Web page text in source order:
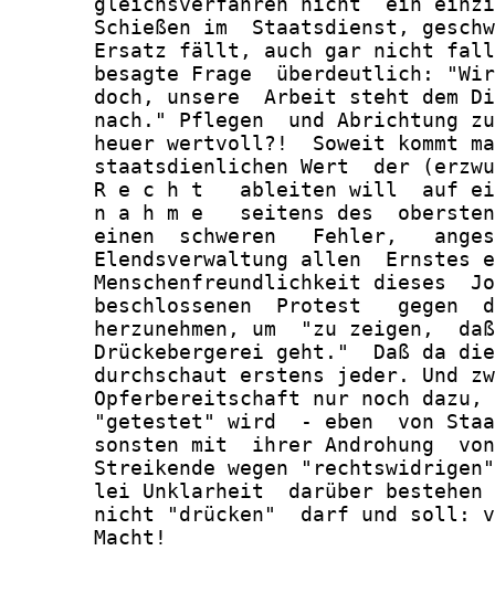
Schießen im  Staatsdienst,
Ersatz fällt, auch gar nicht
besagte Frage  überdeutlich:
doch, unsere  Arbeit steht dem
nach." Pflegen  und Abrichtung
heuer wertvoll?!  Soweit kommt
staatsdienlichen Wert  der
R e c h t   ableiten will  auf
n a h m e   seitens des
einen  schweren   Fehler,
Elendsverwaltung allen  Ernstes
Menschenfreundlichkeit dieses
beschlossenen  Protest   gegen
herzunehmen, um  "zu zeigen,
Drückebergerei geht."  Daß da
durchschaut erstens jeder. Und
Opferbereitschaft nur noch
"getestet" wird  - eben  von
sonsten mit  ihrer Androhung
Streikende wegen
lei Unklarheit  darüber
nicht "drücken"  darf und soll:
       Macht!